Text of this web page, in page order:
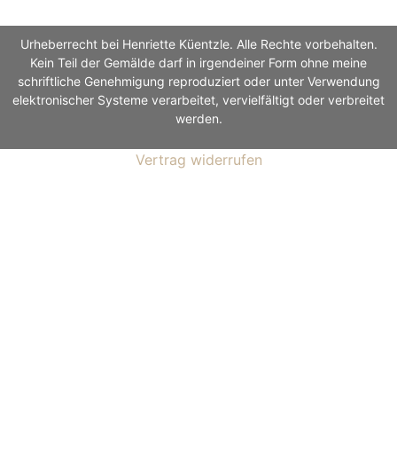
Urheberrecht bei Henriette Küentzle. Alle Rechte vorbehalten.
Kein Teil der Gemälde darf in irgendeiner Form ohne meine
schriftliche Genehmigung reproduziert oder unter Verwendung
elektronischer Systeme verarbeitet, vervielfältigt oder verbreitet
werden.
Vertrag widerrufen